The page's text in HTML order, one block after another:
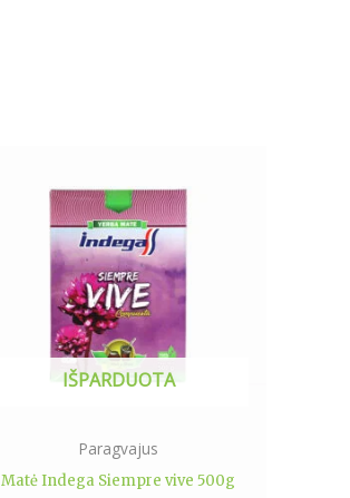
IŠPARDUOTA
Paragvajus
Matė Indega Siempre vive 500g